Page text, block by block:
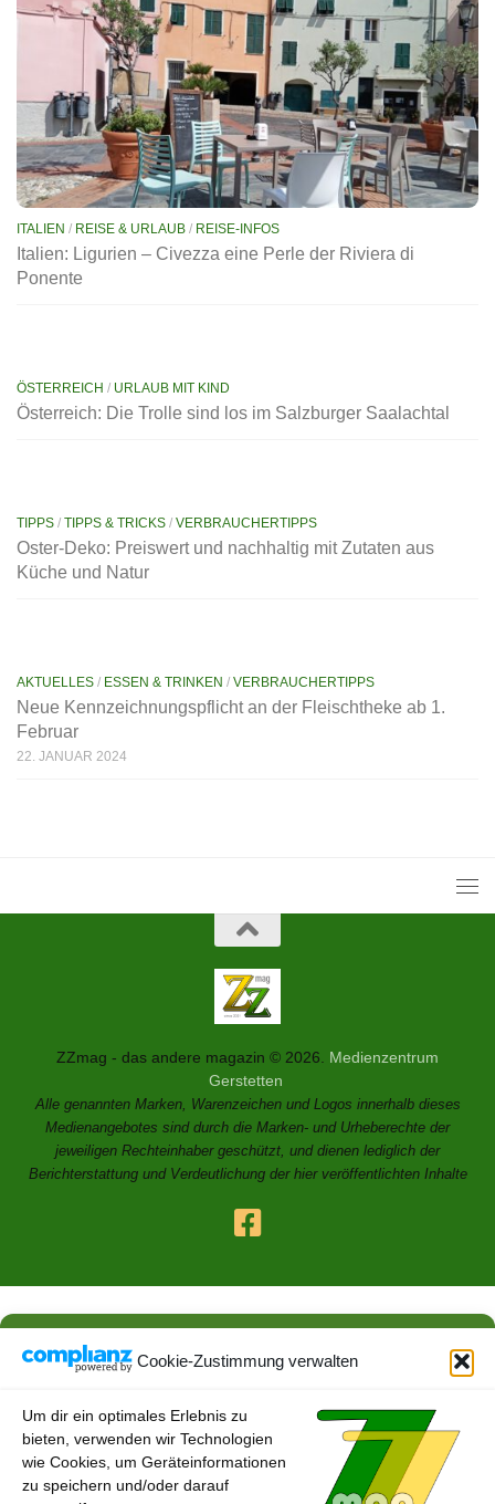
Cookie-Zustimmung verwalten
Um dir ein optimales Erlebnis zu
bieten, verwenden wir Technologien
wie Cookies, um Geräteinformationen
zu speichern und/oder darauf
ITALIEN / REISE & URLAUB / REISE-INFOS
Italien: Ligurien – Civezza eine Perle der Riviera di
Ponente
ÖSTERREICH / URLAUB MIT KIND
Österreich: Die Trolle sind los im Salzburger Saalachtal
TIPPS / TIPPS & TRICKS / VERBRAUCHERTIPPS
Oster-Deko: Preiswert und nachhaltig mit Zutaten aus
Küche und Natur
AKTUELLES / ESSEN & TRINKEN / VERBRAUCHERTIPPS
Neue Kennzeichnungspflicht an der Fleischtheke ab 1.
Februar
22. JANUAR 2024
ZZmag - das andere magazin © 2026. Medienzentrum
Gerstetten
Alle genannten Marken, Warenzeichen und Logos innerhalb dieses
Medienangebotes sind durch die Marken- und Urheberechte der
jeweiligen Rechteinhaber geschützt, und dienen lediglich der
Berichterstattung und Verdeutlichung der hier veröffentlichten Inhalte